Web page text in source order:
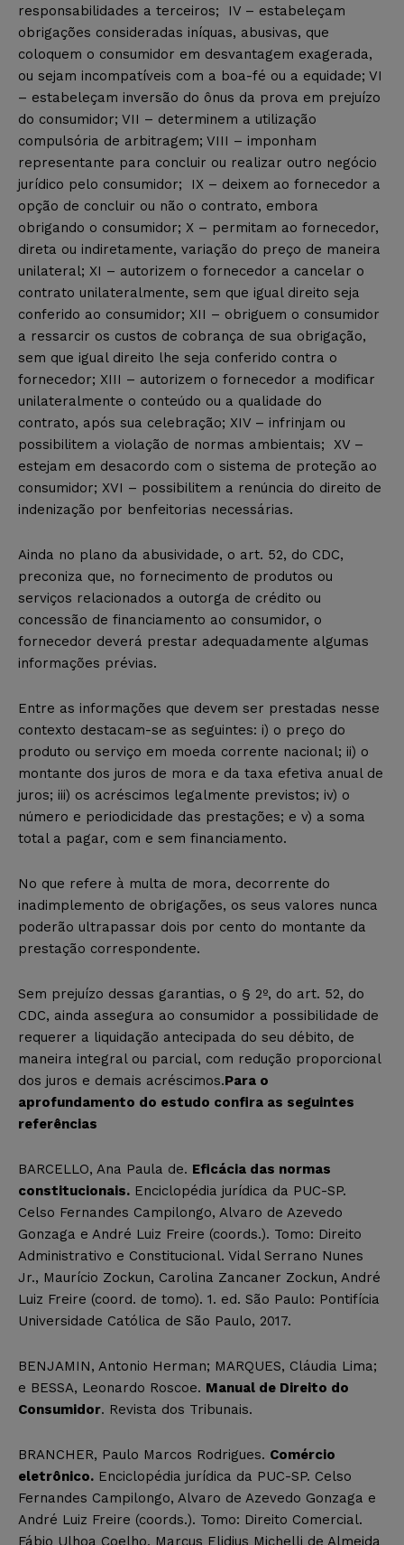
responsabilidades a terceiros; IV – estabeleçam
obrigações consideradas iníquas, abusivas, que
coloquem o consumidor em desvantagem exagerada,
ou sejam incompatíveis com a boa-fé ou a equidade; VI
– estabeleçam inversão do ônus da prova em prejuízo
do consumidor; VII – determinem a utilização
compulsória de arbitragem; VIII – imponham
representante para concluir ou realizar outro negócio
jurídico pelo consumidor; IX – deixem ao fornecedor a
opção de concluir ou não o contrato, embora
obrigando o consumidor; X – permitam ao fornecedor,
direta ou indiretamente, variação do preço de maneira
unilateral; XI – autorizem o fornecedor a cancelar o
contrato unilateralmente, sem que igual direito seja
conferido ao consumidor; XII – obriguem o consumidor
a ressarcir os custos de cobrança de sua obrigação,
sem que igual direito lhe seja conferido contra o
fornecedor; XIII – autorizem o fornecedor a modificar
unilateralmente o conteúdo ou a qualidade do
contrato, após sua celebração; XIV – infrinjam ou
possibilitem a violação de normas ambientais; XV –
estejam em desacordo com o sistema de proteção ao
consumidor; XVI – possibilitem a renúncia do direito de
indenização por benfeitorias necessárias.
Ainda no plano da abusividade, o art. 52, do CDC,
preconiza que, no fornecimento de produtos ou
serviços relacionados a outorga de crédito ou
concessão de financiamento ao consumidor, o
fornecedor deverá prestar adequadamente algumas
informações prévias.
Entre as informações que devem ser prestadas nesse
contexto destacam-se as seguintes: i) o preço do
produto ou serviço em moeda corrente nacional; ii) o
montante dos juros de mora e da taxa efetiva anual de
juros; iii) os acréscimos legalmente previstos; iv) o
número e periodicidade das prestações; e v) a soma
total a pagar, com e sem financiamento.
No que refere à multa de mora, decorrente do
inadimplemento de obrigações, os seus valores nunca
poderão ultrapassar dois por cento do montante da
prestação correspondente.
Sem prejuízo dessas garantias, o § 2º, do art. 52, do
CDC, ainda assegura ao consumidor a possibilidade de
requerer a liquidação antecipada do seu débito, de
maneira integral ou parcial, com redução proporcional
dos juros e demais acréscimos.Para o
aprofundamento do estudo confira as seguintes
referências
BARCELLO, Ana Paula de. Eficácia das normas
constitucionais. Enciclopédia jurídica da PUC-SP.
Celso Fernandes Campilongo, Alvaro de Azevedo
Gonzaga e André Luiz Freire (coords.). Tomo: Direito
Administrativo e Constitucional. Vidal Serrano Nunes
Jr., Maurício Zockun, Carolina Zancaner Zockun, André
Luiz Freire (coord. de tomo). 1. ed. São Paulo: Pontifícia
Universidade Católica de São Paulo, 2017.
BENJAMIN, Antonio Herman; MARQUES, Cláudia Lima;
e BESSA, Leonardo Roscoe. Manual de Direito do
Consumidor. Revista dos Tribunais.
BRANCHER, Paulo Marcos Rodrigues. Comércio
eletrônico. Enciclopédia jurídica da PUC-SP. Celso
Fernandes Campilongo, Alvaro de Azevedo Gonzaga e
André Luiz Freire (coords.). Tomo: Direito Comercial.
Fábio Ulhoa Coelho, Marcus Elidius Michelli de Almeida